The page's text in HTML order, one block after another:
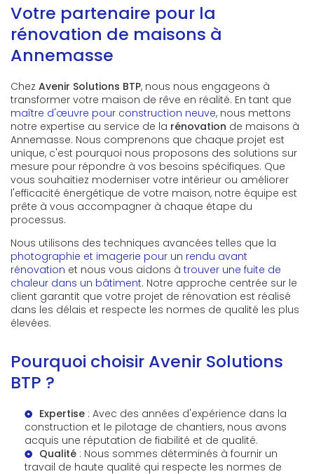
Votre partenaire pour la
rénovation de maisons à
Annemasse
Chez Avenir Solutions BTP, nous nous engageons à
transformer votre maison de rêve en réalité. En tant que
maître d'œuvre pour construction neuve, nous mettons
notre expertise au service de la rénovation de maisons à
Annemasse. Nous comprenons que chaque projet est
unique, c'est pourquoi nous proposons des solutions sur
mesure pour répondre à vos besoins spécifiques. Que
vous souhaitiez moderniser votre intérieur ou améliorer
l'efficacité énergétique de votre maison, notre équipe est
prête à vous accompagner à chaque étape du
processus.
Nous utilisons des techniques avancées telles que la
photographie et imagerie pour un rendu avant
rénovation et nous vous aidons à trouver une fuite de
chaleur dans un bâtiment. Notre approche centrée sur le
client garantit que votre projet de rénovation est réalisé
dans les délais et respecte les normes de qualité les plus
élevées.
Pourquoi choisir Avenir Solutions
BTP ?
Expertise : Avec des années d'expérience dans la
construction et le pilotage de chantiers, nous avons
acquis une réputation de fiabilité et de qualité.
Qualité : Nous sommes déterminés à fournir un
travail de haute qualité qui respecte les normes de